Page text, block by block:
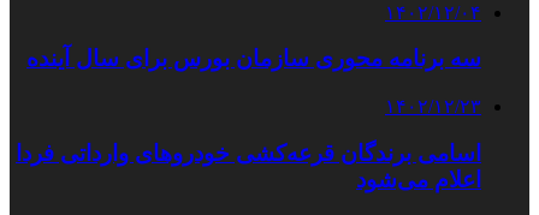
۱۴۰۲/۱۲/۰۴
سه برنامه محوری سازمان بورس برای سال آینده
۱۴۰۲/۱۲/۲۳
اسامی برندگان قرعه‌کشی خودروهای وارداتی فردا
اعلام می‌شود